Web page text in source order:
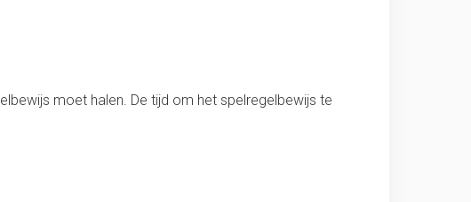
moet halen. De tijd om het spelregelbewijs te